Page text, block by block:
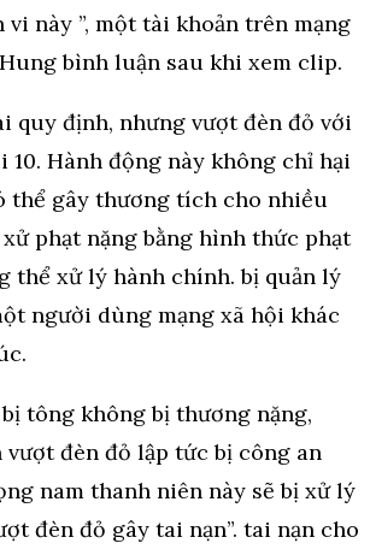
vi này ”, một tài khoản trên mạng
bình luận sau khi xem clip.
quy định, nhưng vượt đèn đỏ với
Hành động này không chỉ hại
thể gây thương tích cho nhiều
phạt nặng bằng hình thức phạt
thể xử lý hành chính. bị quản lý
người dùng mạng xã hội khác
tông không bị thương nặng,
đèn đỏ lập tức bị công an
nam thanh niên này sẽ bị xử lý
đèn đỏ gây tai nạn”. tai nạn cho